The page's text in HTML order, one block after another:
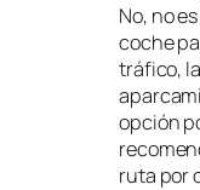
No, no
coche
tráfico,
opción
ruta por